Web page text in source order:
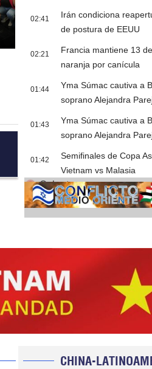
02:41
Irán condiciona
de postura de EEUU
02:21
Francia mantiene 13
naranja por canícula
01:44
Yma Súmac cautiva a
soprano Alejandra
01:43
Yma Súmac cautiva a
soprano Alejandra
01:42
Semifinales de Copa
Vietnam vs Malasia
Cobertura
CHINA-